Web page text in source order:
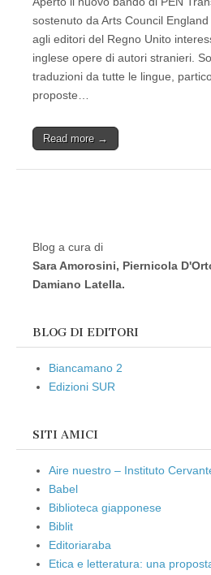
sostenuto da Arts Council
agli editori del Regno Unito
inglese opere di autori stranieri.
traduzioni da tutte le lingue,
proposte…
Read more →
Blog a cura di
Sara Amorosini, Piernicola
Damiano Latella.
BLOG DI EDITORI
Biancamano 2
Edizioni SUR
SITI AMICI
Aire nuestro – Instituto
Babel
Biblioteca giapponese
Biblit
Editoriaraba
Etica e letteratura: una